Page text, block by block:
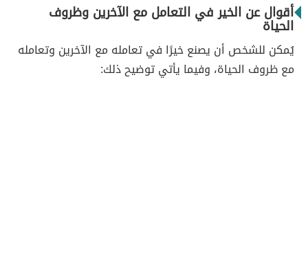
أقوال عن الخير في التعامل مع الآخرين وظروف
الحياة
يُمكن للشخص أن يصنع خيرًا في تعامله مع الآخرين وتعامله
مع ظروف الحياة، وفيما يأتي توضيح ذلك: